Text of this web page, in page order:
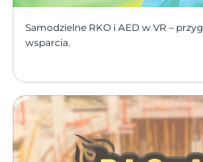
Samodzielne RKO i AED w VR –
wsparcia.